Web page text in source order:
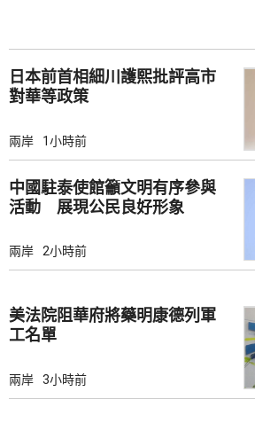
日本前首相細川護熙批評高市
對華等政策
兩岸 1小時前
中國駐泰使館籲文明有序參與
活動 展現公民良好形象
兩岸 2小時前
美法院阻華府將藥明康德列軍
工名單
兩岸 3小時前